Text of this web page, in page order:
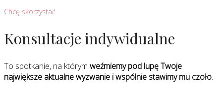
Chcę skorzystać
Konsultacje indywidualne
To spotkanie, na którym weźmiemy pod lupę Twoje
największe aktualne wyzwanie i wspólnie stawimy mu czoło.